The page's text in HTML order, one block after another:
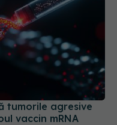
tumorile agresive
vaccin mRNA